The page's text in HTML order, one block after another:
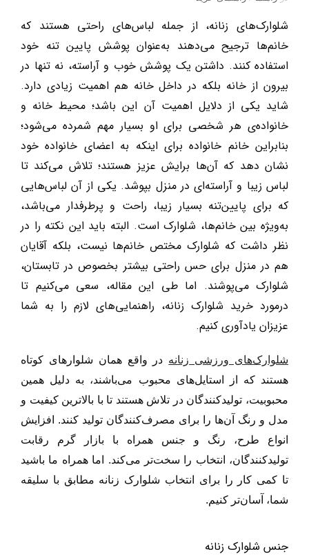
شلوارک‌های زنانه، از جمله لباس‌های راحتی هستند که
خانم‌ها ترجیح می‌دهند به‌عنوان پوشش پایین تنه خود
استفاده کنند. داشتن یک پوشش خوب و آراسته، نه تنها در
بیرون از خانه بلکه در داخل خانه هم اهمیت زیادی دارد.
شاید یکی از دلایل اهمیت آن این باشد؛ محیط خانه و
خانواده‌ی هر شخصی برای او بسیار مهم شمرده می‌شود؛
بنابراین خانم خانواده برای اینکه به اعضای خانواده خود
نشان دهد که آن‌ها برایش عزیز هستند؛ تلاش می‌کند تا
لباس زیبا و آراسته‌ای در منزل بپوشد. یکی از آن لباس‌هایی
که برای پایین‌تنه بسیار زیبا، راحت و پرطرفدار می‌باشد،
به‌ویژه بین خانم‌ها، شلوارک است. البته باید این نکته را در
نظر داشت که شلوارک مختص خانم‌ها نیست، بلکه آقایان
هم در منزل برای حس راحتی بیشتر بخصوص در تابستان،
شلوارک می‌پوشند. اما طی این مقاله، سعی می‌کنیم تا
در‌مورد خرید شلوارک زنانه، راهنمایی‌های لازم را به شما
عزیزان یادآوری کنیم.
شلوارک‌های ورزشی زنانه در واقع همان شلوار‌های کوتاه
هستند که از استایل‌های محبوب می‌باشند، به دلیل همین
محبوبیت، تولیدکنندگان در تلاش هستند تا با بالاترین کیفیت و
مدل و رنگ آن‌ها را برای مصرف‌کنندگان تولید کنند. افزایش
انواع طرح، رنگ و جنس همراه با بازار گرم رقابت
تولیدکنندگان، انتخاب را سخت‌تر می‌کند. اما همراه ما باشید
تا کمی کار را برای انتخاب شلوارک زنانه مطابق با سلیقه
شما، آسان‌تر کنیم.
جنس شلوارک زنانه